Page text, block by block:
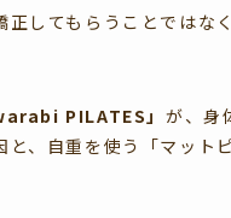
してもらうことではなく
PILATES」が、身
、自重を使う「マット